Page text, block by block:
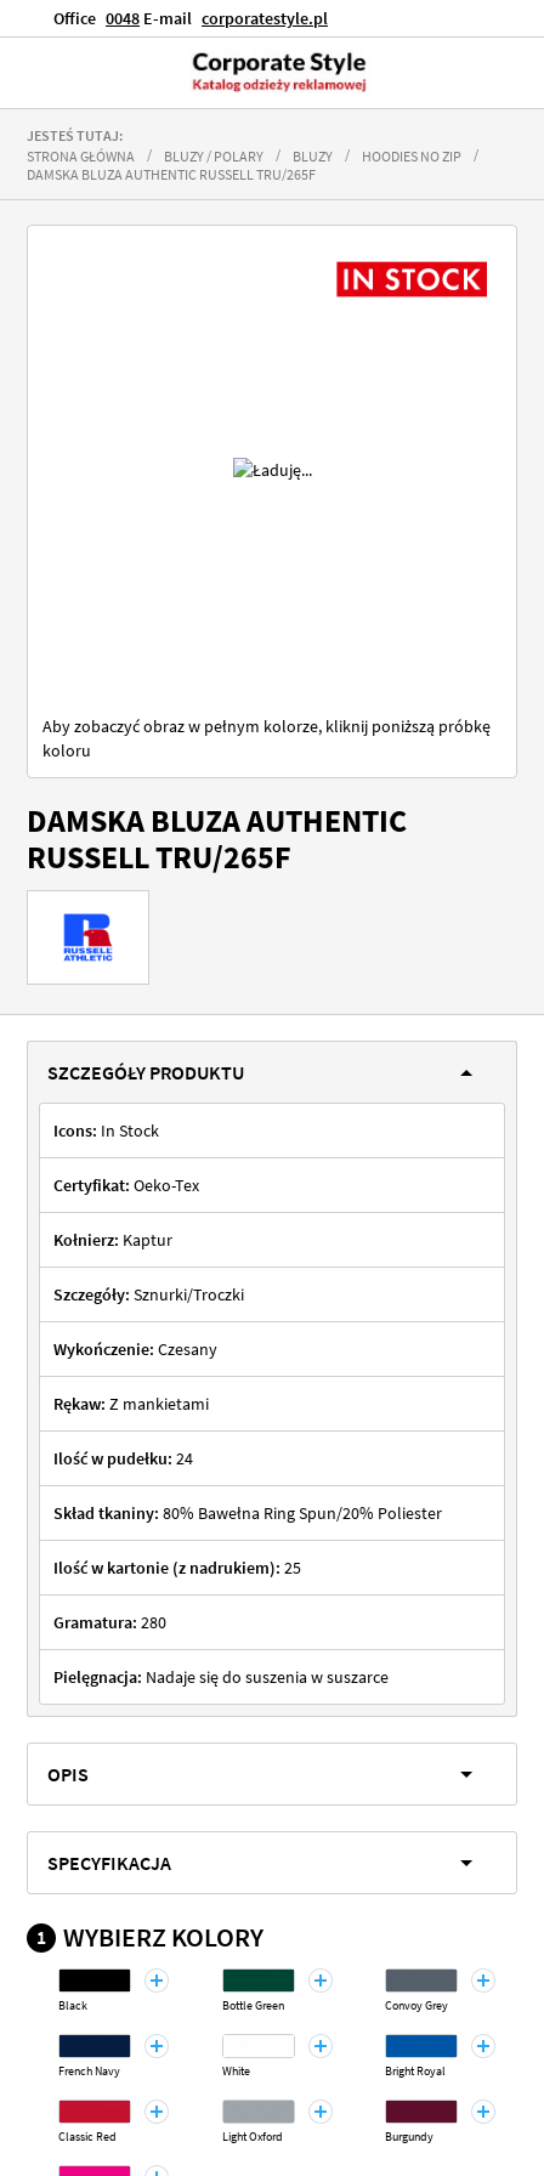
Office 0048 E-mail corporatestyle.pl
JESTEŚ TUTAJ:
STRONA GŁÓWNA
BLUZY / POLARY BLUZY
HOODIES NO ZIP
DAMSKA BLUZA AUTHENTIC RUSSELL TRU/265F
DAMSKA BLUZA AUTHENTIC
RUSSELL TRU/265F
Aby zobaczyć obraz w pełnym kolorze, kliknij poniższą próbkę
koloru
na
początek
galerii
SZCZEGÓŁY PRODUKTU
Icons: In Stock
Certyfikat: Oeko-Tex
Kołnierz: Kaptur
Szczegóły: Sznurki/Troczki
Wykończenie: Czesany
Rękaw: Z mankietami
Ilość w pudełku: 24
Skład tkaniny: 80% Bawełna Ring Spun/20% Poliester
Ilość w kartonie (z nadrukiem): 25
Gramatura: 280
Pielęgnacja: Nadaje się do suszenia w suszarce
OPIS
SPECYFIKACJA
1 WYBIERZ KOLORY
Black Bottle Green Convoy Grey
French Navy White Bright Royal
Classic Red Light Oxford Burgundy